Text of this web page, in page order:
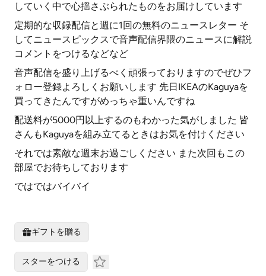
していく中で心揺さぶられたものをお届けしています
定期的な収録配信と週に1回の無料のニュースレター そ
してニュースピックスで音声配信界隈のニュースに解説
コメントをつけるなどなど
音声配信を盛り上げるべく頑張っておりますのでぜひフ
ォロー登録よろしくお願いします 先日IKEAのKaguyaを
買ってきたんですがめっちゃ重いんですね
配送料が5000円以上するのもわかった気がしました 皆
さんもKaguyaを組み立てるときはお気を付けください
それでは素敵な週末お過ごしください また次回もこの
部屋でお待ちしております
ではではバイバイ
ギフトを贈る
スターをつける